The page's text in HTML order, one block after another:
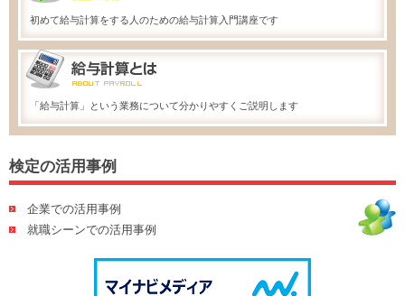
初めて給与計算をする人のための給与計算入門講座です
「給与計算」という業務について分かりやすくご説明します
検定の活用事例
企業での活用事例
就職シーンでの活用事例